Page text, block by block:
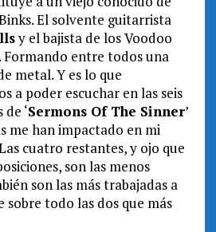
El solvente guitarrista
y el bajista de los Voodoo
Formando entre todos una
metal. Y es lo que
a poder escuchar en las seis
‘Sermons Of The Sinner’
me han impactado en mi
cuatro restantes, y ojo que
son las menos
son las más trabajadas a
todo las dos que más